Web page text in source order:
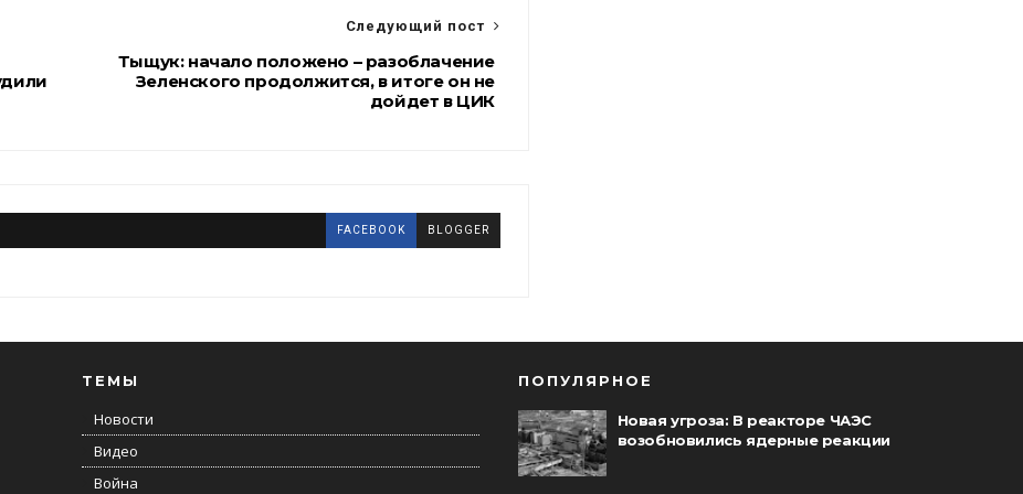
Следующий пост
Тыщук: начало положено – разоблачение
Зеленского продолжится, в итоге он не
дойдет в ЦИК
FACEBOOK BLOGGER
ТЕМЫ
Новости
Видео
Война
ПОПУЛЯРНОЕ
Новая угроза: В реакторе ЧАЭС
возобновились ядерные реакции